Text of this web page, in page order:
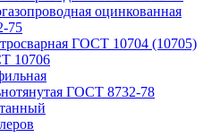
оцинкованная
75
ГОСТ 10704 (10705)
10706
ГОСТ 8732-78